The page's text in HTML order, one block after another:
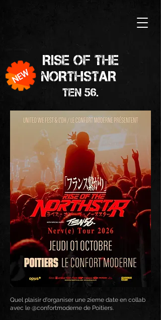
RISE OF THE
NORTHSTAR
TEN 56.
Quel plaisir d'organiser une 2ieme date en collab
avec le @confortmoderne de Poitiers.